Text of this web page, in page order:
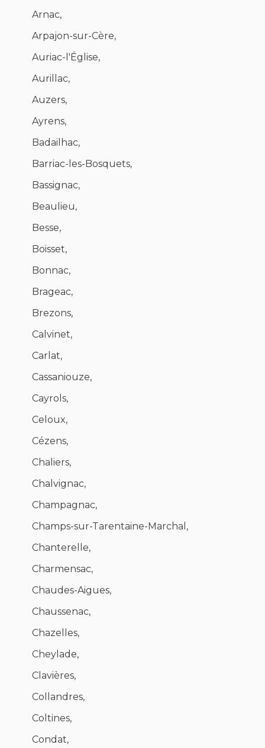
Arnac,
Arpajon-sur-Cère,
Auriac-l'Église,
Aurillac,
Auzers,
Ayrens,
Badailhac,
Barriac-les-Bosquets,
Bassignac,
Beaulieu,
Besse,
Boisset,
Bonnac,
Brageac,
Brezons,
Calvinet,
Carlat,
Cassaniouze,
Cayrols,
Celoux,
Cézens,
Chaliers,
Chalvignac,
Champagnac,
Champs-sur-Tarentaine-Marchal,
Chanterelle,
Charmensac,
Chaudes-Aigues,
Chaussenac,
Chazelles,
Cheylade,
Clavières,
Collandres,
Coltines,
Condat,